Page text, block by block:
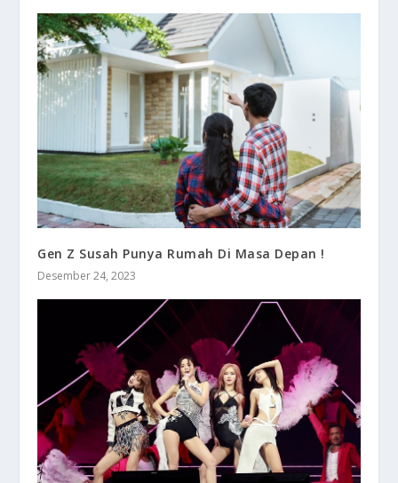
Gen Z Susah Punya Rumah Di Masa Depan !
Desember 24, 2023